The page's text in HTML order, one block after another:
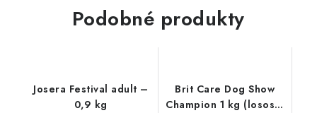
Podobné produkty
Josera Festival adult –
0,9 kg
Brit Care Dog Show
Champion 1 kg (losos +